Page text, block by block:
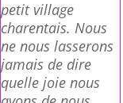
petit village
charentais. Nous
ne nous lasserons
jamais de dire
quelle joie nous